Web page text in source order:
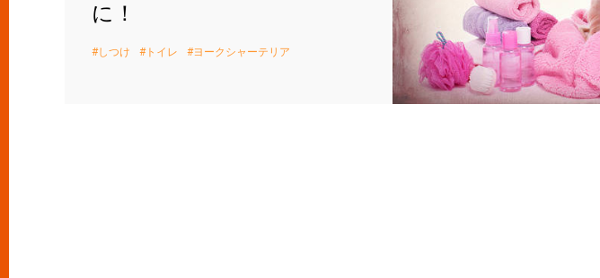
に！
しつけ トイレ ヨークシャーテリア